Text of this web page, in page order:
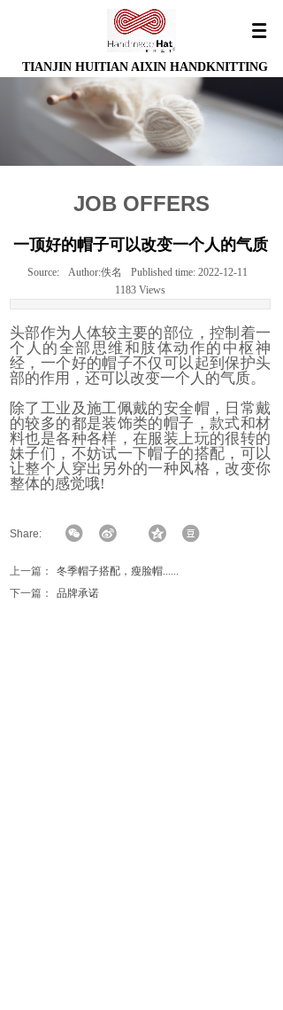
TIANJIN HUITIAN AIXIN HANDKNITTING
JOB OFFERS
一顶好的帽子可以改变一个人的气质
Source: Author:佚名 Published time: 2022-12-11
1183 Views
头部作为人体较主要的部位，控制着一
个人的全部思维和肢体动作的中枢神
经，一个好的帽子不仅可以起到保护头
部的作用，还可以改变一个人的气质。
除了工业及施工佩戴的安全帽，日常戴
的较多的都是装饰类的帽子，款式和材
料也是各种各样，在服装上玩的很转的
妹子们，不妨试一下帽子的搭配，可以
让整个人穿出另外的一种风格，改变你
整体的感觉哦!
Share:
上一篇：
冬季帽子搭配，瘦脸帽......
下一篇：
品牌承诺